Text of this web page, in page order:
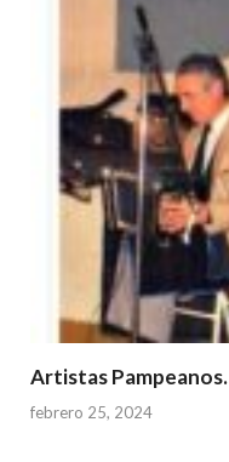
Artistas Pampeanos.
febrero 25, 2024